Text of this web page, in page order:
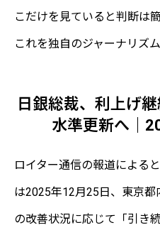
こだけを見ていると判断は
これを独自のジャーナリズ
日銀総裁、利上げ
水準更新へ｜
ロイター通信の報道による
は2025年12月25日、東京
の改善状況に応じて「引き